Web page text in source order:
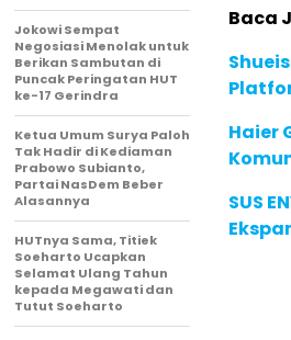
Baca
Haier
SUS
Jokowi Sempat
Negosiasi Menolak untuk
Berikan Sambutan di
Puncak Peringatan HUT
ke-17 Gerindra
Ketua Umum Surya Paloh
Tak Hadir di Kediaman
Prabowo Subianto,
Partai NasDem Beber
Alasannya
HUTnya Sama, Titiek
Soeharto Ucapkan
Selamat Ulang Tahun
kepada Megawati dan
Tutut Soeharto